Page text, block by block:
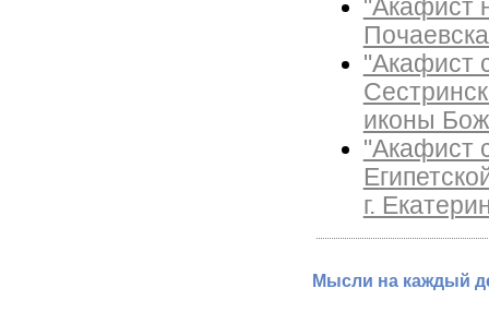
"Акафист
"Акафист
иконы
"Акафист
г.
Мысли на каждый